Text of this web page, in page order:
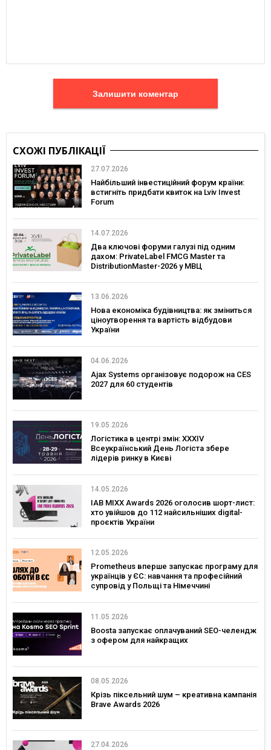
Залишити коментар
СХОЖІ ПУБЛІКАЦІЇ
27.07.2026
Найбільший інвестиційний форум країни:
встигніть придбати квиток на Lviv Invest
Forum
14.07.2026
Два ключові форуми галузі під одним
дахом: PrivateLabel FMCG Master та
DistributionMaster-2026 у МВЦ
13.06.2026
Нова економіка будівництва: як зміниться
ціноутворення та вартість відбудови
України
04.06.2026
Ajax Systems організовує подорож на CES
2027 для 60 студентів
19.05.2026
Логістика в центрі змін: XXXIV
Всеукраїнський День Логіста збере
лідерів ринку в Києві
14.05.2026
IAB MIXX Awards 2026 оголосив шорт-лист:
хто увійшов до 112 найсильніших digital-
проєктів України
12.05.2026
Prometheus вперше запускає програму для
українців у ЄС: навчання та професійний
супровід у Польщі та Німеччині
11.05.2026
Boosta запускає оплачуваний SEO-челендж
з офером для найкращих
08.05.2026
Крізь піксельний шум – креативна кампанія
Brave Awards 2026
27.04.2026